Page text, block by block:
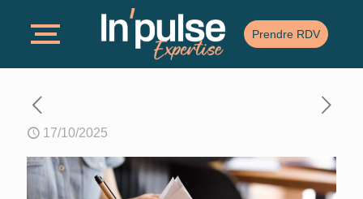
Prendre RDV
17/10/2025